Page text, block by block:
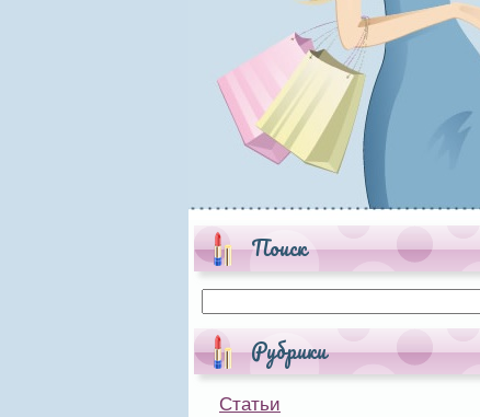
Поиск
Рубрики
Статьи